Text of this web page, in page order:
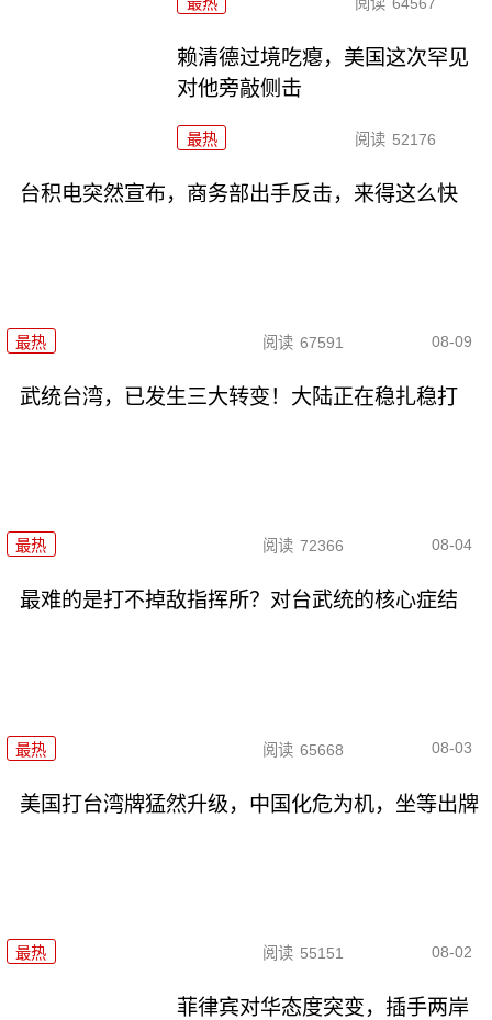
赖清德过境吃瘪，美国这次罕见
对他旁敲侧击
最热 阅读 52176
台积电突然宣布，商务部出手反击，来得这么快
最热 阅读 67591 08-09
武统台湾，已发生三大转变！大陆正在稳扎稳打
最热 阅读 72366 08-04
最难的是打不掉敌指挥所？对台武统的核心症结
最热 阅读 65668 08-03
美国打台湾牌猛然升级，中国化危为机，坐等出牌
最热 阅读 55151 08-02
菲律宾对华态度突变，插手两岸